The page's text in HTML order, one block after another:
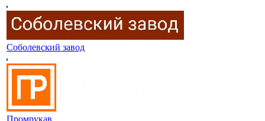
Соболевский завод
Промрукав